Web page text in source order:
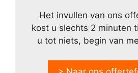
Het invullen van ons
kost u slechts 2 minuten
u tot niets, begin van